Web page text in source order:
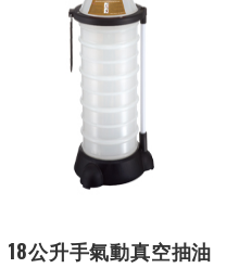
18公升手氣動真空抽油